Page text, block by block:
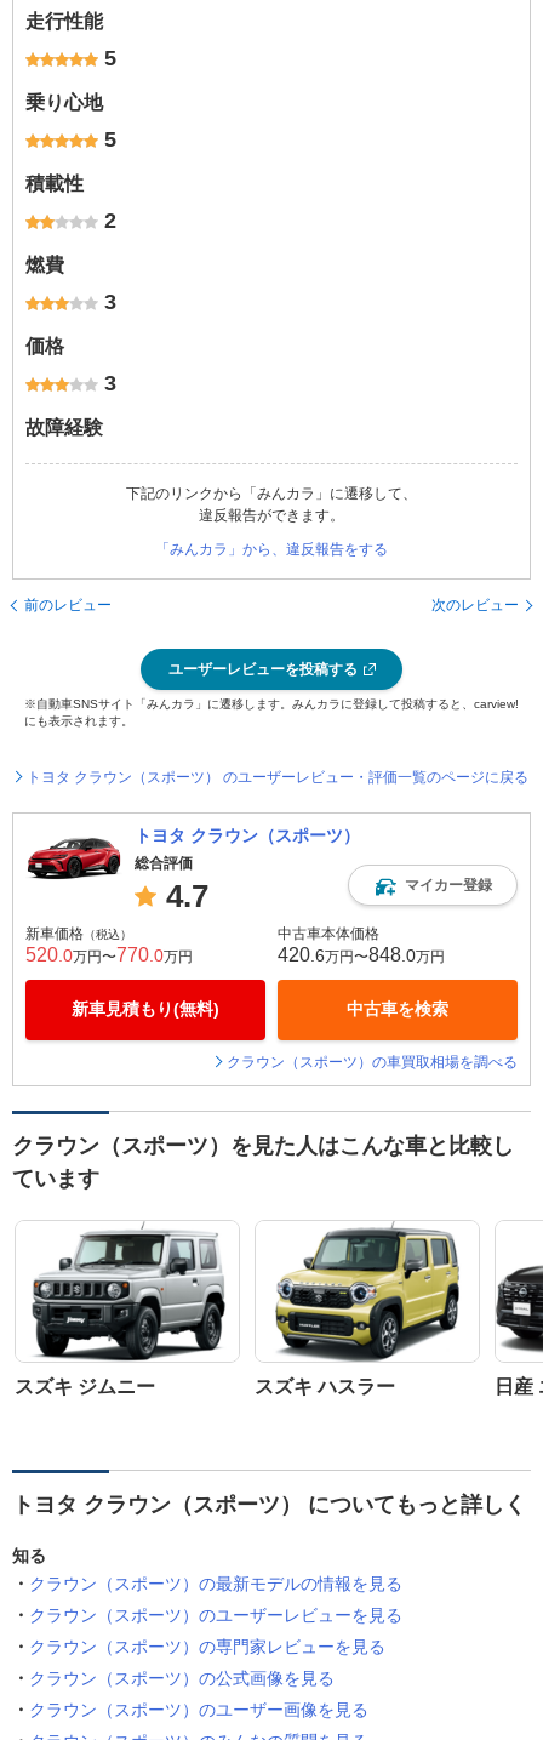
走行性能
5
乗り心地
5
積載性
2
燃費
3
価格
3
故障経験
下記のリンクから「みんカラ」に遷移して、
違反報告ができます。
「みんカラ」から、違反報告をする
前のレビュー 次のレビュー
ユーザーレビューを投稿する
※自動車SNSサイト「みんカラ」に遷移します。みんカラに登録して投稿すると、carview!
にも表示されます。
トヨタ クラウン（スポーツ） のユーザーレビュー・評価一覧のページに戻る
トヨタ クラウン（スポーツ）
総合評価
4.7 マイカー登録
新車価格 （税込）
520 .0万円〜770 .0万円
新車見積もり(無料)
中古車本体価格
420 .6万円〜848 .0万円
中古車を検索
クラウン（スポーツ）の車買取相場を調べる
クラウン（スポーツ）を見た人はこんな車と比較し
ています
スズキ ジムニー スズキ ハスラー 日産
トヨタ クラウン（スポーツ） についてもっと詳しく
知る
クラウン（スポーツ）の最新モデルの情報を見る
クラウン（スポーツ）のユーザーレビューを見る
クラウン（スポーツ）の専門家レビューを見る
クラウン（スポーツ）の公式画像を見る
クラウン（スポーツ）のユーザー画像を見る